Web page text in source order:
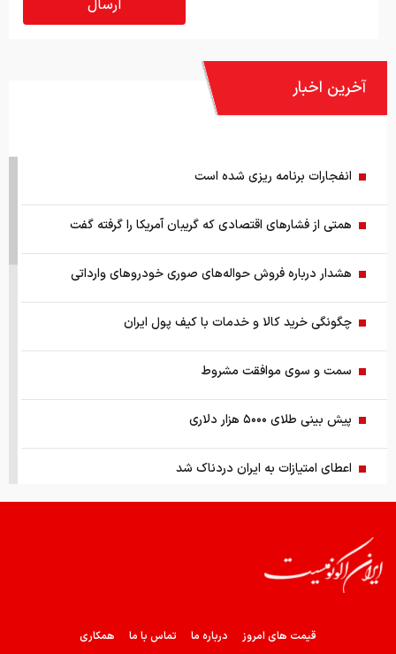
آخرین اخبار
انفجارات برنامه ریزی شده است
همتی از فشارهای اقتصادی که گریبان آمریکا را گرفته گفت
هشدار درباره فروش حواله‌های صوری خودروهای وارداتی
چگونگی خرید کالا و خدمات با کیف پول ایران
سمت و سوی موافقت مشروط
پیش بینی طلای ۵۰۰۰ هزار دلاری
اعطای امتیازات به ایران دردناک شد
ظاهر و باطن بازار پلاستیک، نایلون
قیمت های امروز درباره ما تماس با ما همکاری